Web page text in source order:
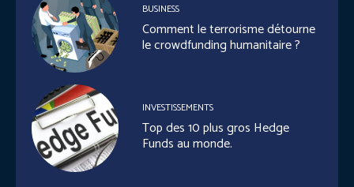
BUSINESS
Comment le terrorisme détourne
le crowdfunding humanitaire ?
INVESTISSEMENTS
Top des 10 plus gros Hedge
Funds au monde.